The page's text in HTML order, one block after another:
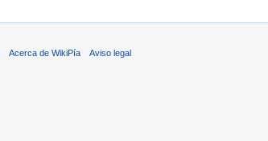
Acerca de WikiPía Aviso legal